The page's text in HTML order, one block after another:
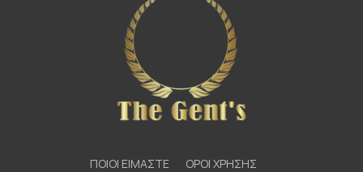
ΠΟΙΟΙ ΕΙΜΑΣΤΕ
ΟΡΟΙ ΧΡΗΣΗΣ